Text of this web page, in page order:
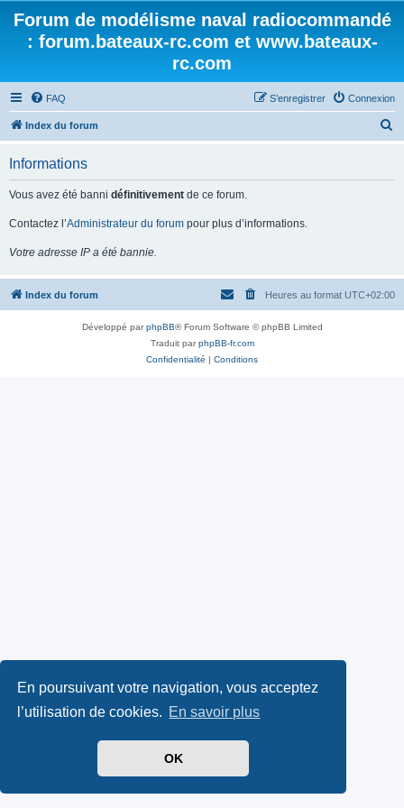
En poursuivant votre navigation, vous acceptez
l’utilisation de cookies. En savoir plus
OK
Forum de modélisme naval radiocommandé
: forum.bateaux-rc.com et www.bateaux-
rc.com
FAQ Connexion
S’enregistrer
Index du forum
e
Informations
Vous avez été banni définitivement de ce forum.
Contactez l’Administrateur du forum pour plus d’informations.
Votre adresse IP a été bannie.
Index du forum Heures au format UTC+02:00
Développé parphpBB® Forum Software © phpBB Limited
Traduit parphpBB-fr.com
Confidentialité | Conditions